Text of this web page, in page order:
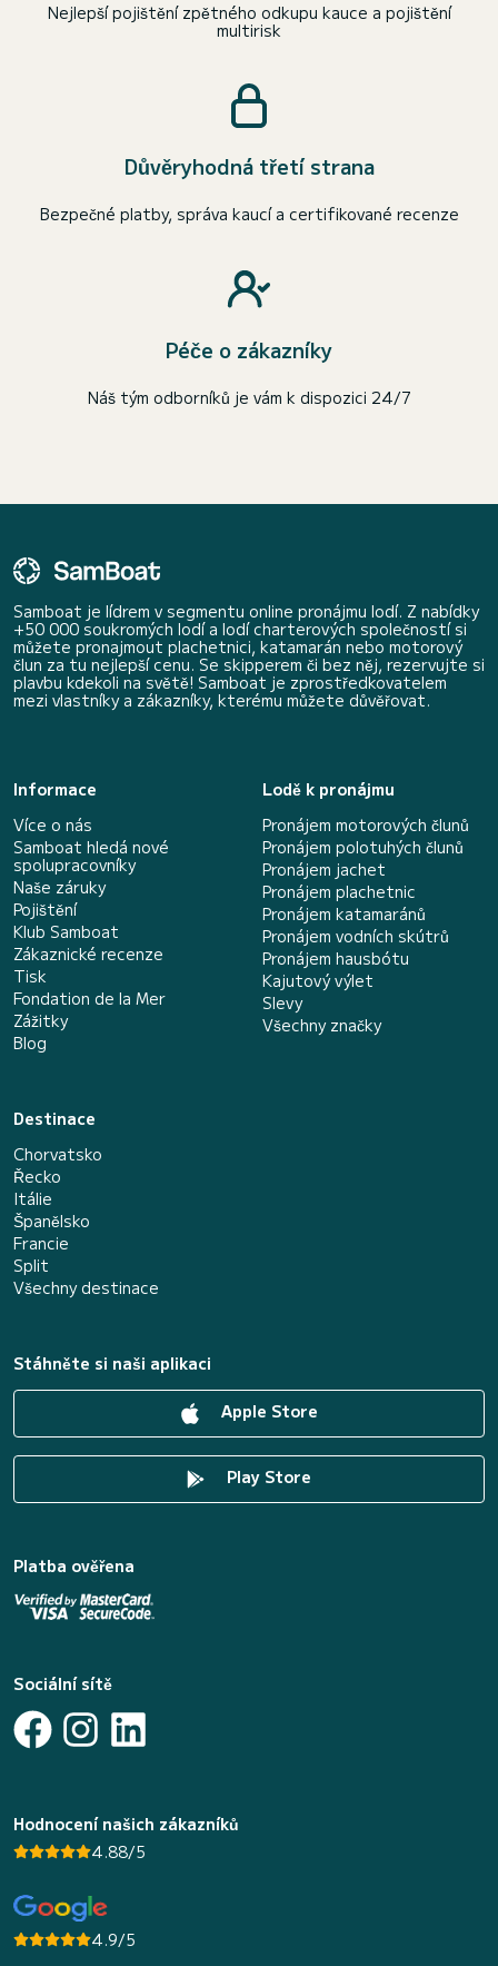
Nejlepší pojištění zpětného odkupu kauce a pojištění
multirisk
Důvěryhodná třetí strana
Bezpečné platby, správa kaucí a certifikované recenze
Péče o zákazníky
Náš tým odborníků je vám k dispozici 24/7
Samboat je lídrem v segmentu online pronájmu lodí. Z nabídky
+50 000 soukromých lodí a lodí charterových společností si
můžete pronajmout plachetnici, katamarán nebo motorový
člun za tu nejlepší cenu. Se skipperem či bez něj, rezervujte si
plavbu kdekoli na světě! Samboat je zprostředkovatelem
mezi vlastníky a zákazníky, kterému můžete důvěřovat.
Informace
Více o nás
Samboat hledá nové
spolupracovníky
Naše záruky
Pojištění
Klub Samboat
Zákaznické recenze
Tisk
Fondation de la Mer
Zážitky
Blog
Lodě k pronájmu
Pronájem motorových člunů
Pronájem polotuhých člunů
Pronájem jachet
Pronájem plachetnic
Pronájem katamaránů
Pronájem vodních skútrů
Pronájem hausbótu
Kajutový výlet
Slevy
Všechny značky
Destinace
Chorvatsko
Řecko
Itálie
Španělsko
Francie
Split
Všechny destinace
Stáhněte si naši aplikaci
Apple Store
Play Store
Platba ověřena
Sociální sítě
Hodnocení našich zákazníků
4.88/5
4.9/5